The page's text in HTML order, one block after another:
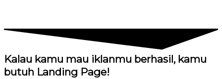
Kalau kamu mau iklanmu berhasil, kamu
butuh Landing Page!